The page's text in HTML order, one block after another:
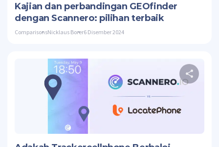
Kajian dan perbandingan GEOfinder
dengan Scannero: pilihan terbaik
ComparisonsNicklaus Borer6 Disember 2024